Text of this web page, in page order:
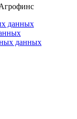
данных
данных